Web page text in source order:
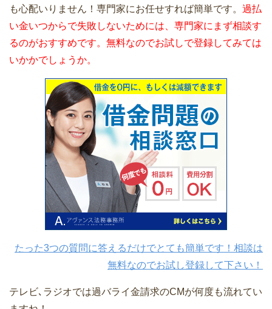
も心配いりません！専門家にお任せすれば簡単です。 過払
い金いつからで失敗しないためには、専門家にまず相談す
るのがおすすめです。無料なのでお試しで登録してみては
いかかでしょうか。
たった3つの質問に答えるだけでとても簡単です！相談は
無料なのでお試し登録して下さい！
テレビ､ラジオでは過バライ金請求のCMが何度も流れてい